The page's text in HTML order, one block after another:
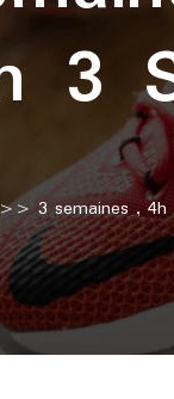
3
3 semaines,4h